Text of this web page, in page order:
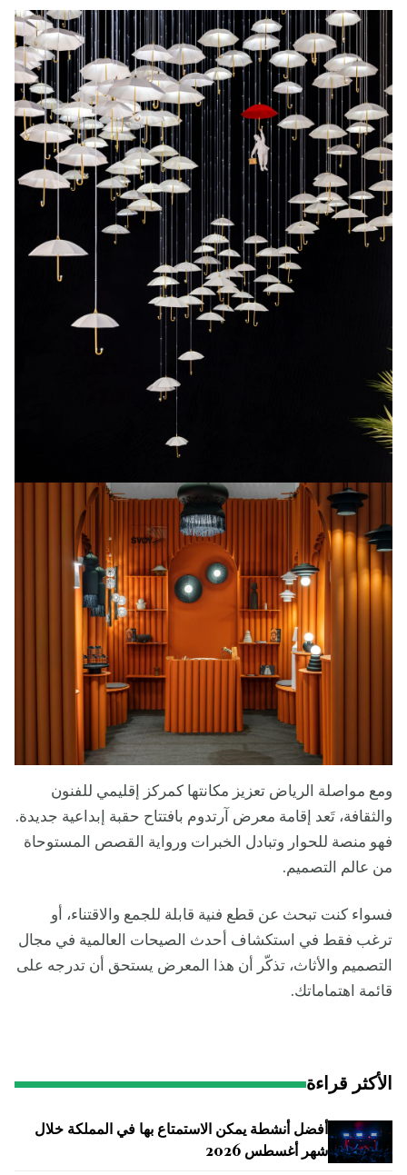
ومع مواصلة الرياض تعزيز مكانتها كمركز إقليمي للفنون
والثقافة، تَعد إقامة معرض آرتدوم بافتتاح حقبة إبداعية جديدة.
فهو منصة للحوار وتبادل الخبرات ورواية القصص المستوحاة
من عالم التصميم.
فسواء كنت تبحث عن قطع فنية قابلة للجمع والاقتناء، أو
ترغب فقط في استكشاف أحدث الصيحات العالمية في مجال
التصميم والأثاث، تذكّر أن هذا المعرض يستحق أن تدرجه على
قائمة اهتماماتك.
الأكثر قراءة
أفضل أنشطة يمكن الاستمتاع بها في المملكة خلال
شهر أغسطس 2026